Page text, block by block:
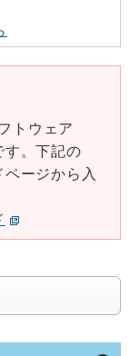
トウェア
。下記の
ージから入